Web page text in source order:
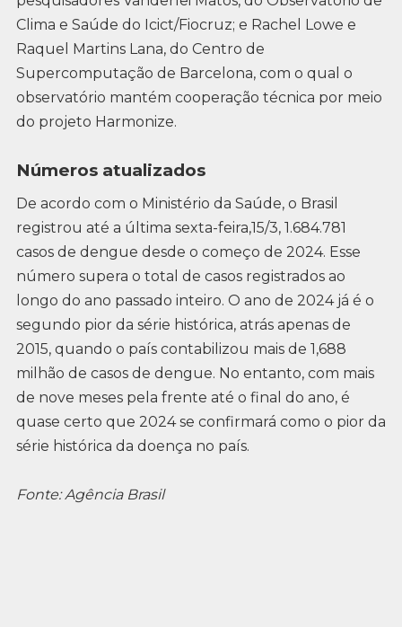
Clima e Saúde do Icict/Fiocruz; e Rachel Lowe e
Raquel Martins Lana, do Centro de
Supercomputação de Barcelona, com o qual o
observatório mantém cooperação técnica por meio
do projeto Harmonize.
Números atualizados
De acordo com o Ministério da Saúde, o Brasil
registrou até a última sexta-feira,15/3, 1.684.781
casos de dengue desde o começo de 2024. Esse
número supera o total de casos registrados ao
longo do ano passado inteiro. O ano de 2024 já é o
segundo pior da série histórica, atrás apenas de
2015, quando o país contabilizou mais de 1,688
milhão de casos de dengue. No entanto, com mais
de nove meses pela frente até o final do ano, é
quase certo que 2024 se confirmará como o pior da
série histórica da doença no país.
Fonte: Agência Brasil